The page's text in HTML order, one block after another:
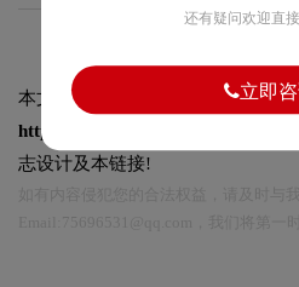
本文标题和链接
林源茂山菇包装设
https://logo9.net/works/10293.html
志设计及本链接!
还有疑问欢迎直
立即